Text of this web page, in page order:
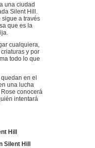
una ciudad
Silent Hill.
sigue a través
que es la
cualquiera,
y por
todo lo que
en el
una lucha
conocerá
intentará
Hill
Silent Hill